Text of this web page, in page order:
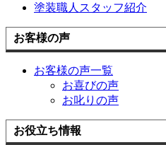
塗装職人スタッフ紹介
お客様の声
お客様の声一覧
お喜びの声
お叱りの声
お役立ち情報